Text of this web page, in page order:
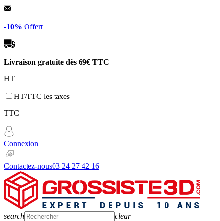
Panneau de gestion des cookies
-10% Offert
Livraison gratuite dès 69€ TTC
HT
HT/TTC les taxes
TTC
Connexion
Contactez-nous03 24 27 42 16
search clear